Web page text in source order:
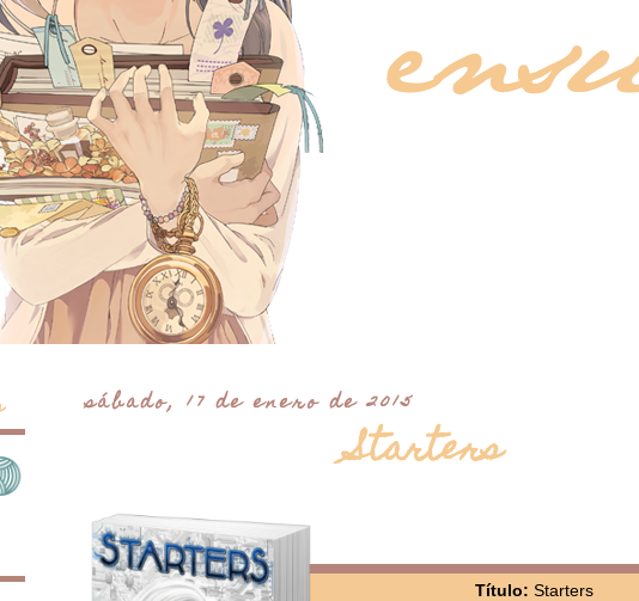
sábado, 17 de enero de 2015
Starters
Título: Starters